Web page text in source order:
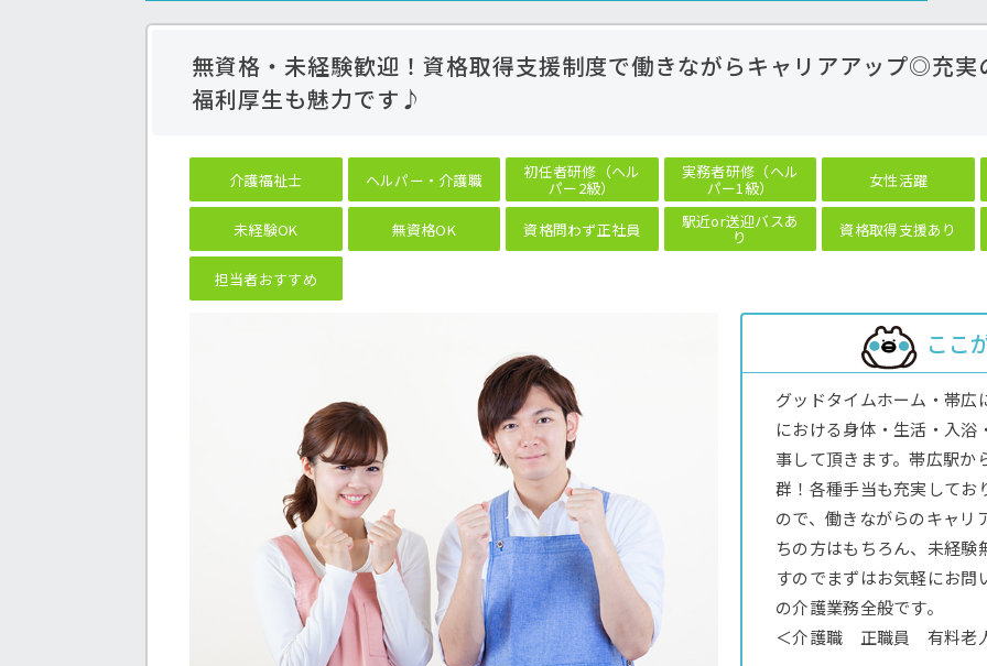
無資格・未経験歓迎！資格取得支援制度で働きながらキャリアアップ◎充実
福利厚生も魅力です♪
介護福祉士 ヘルパー・介護職 初任者研修（ヘル
パー2級）
実務者研修（ヘル
パー1級） 女性活躍
未経験OK 無資格OK 資格問わず正社員 駅近or送迎バスあ
り 資格取得支援あり
担当者おすすめ
ここ
グッドタイムホーム・帯広
における身体・生活・入
事して頂きます。帯広駅か
群！各種手当も充実して
ので、働きながらのキャ
ちの方はもちろん、未経験
すのでまずはお気軽にお問
の介護業務全般です。
＜介護職 正職員 有料老